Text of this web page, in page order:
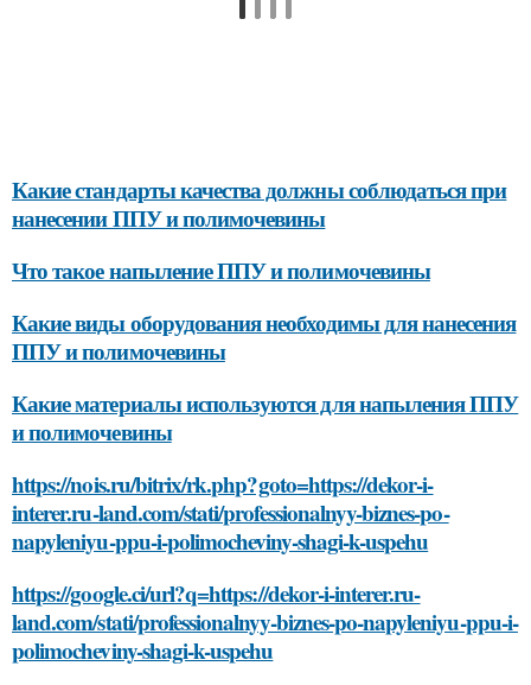
Какие стандарты качества должны соблюдаться при
нанесении ППУ и полимочевины
Что такое напыление ППУ и полимочевины
Какие виды оборудования необходимы для нанесения
ППУ и полимочевины
Какие материалы используются для напыления ППУ
и полимочевины
https://nois.ru/bitrix/rk.php?goto=https://dekor-i-
interer.ru-land.com/stati/professionalnyy-biznes-po-
napyleniyu-ppu-i-polimocheviny-shagi-k-uspehu
https://google.ci/url?q=https://dekor-i-interer.ru-
land.com/stati/professionalnyy-biznes-po-napyleniyu-ppu-i-
polimocheviny-shagi-k-uspehu